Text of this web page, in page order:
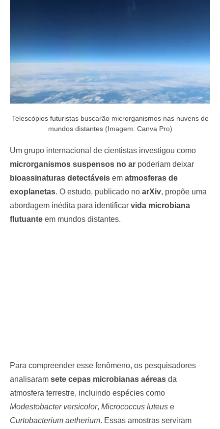
Telescópios futuristas buscarão microrganismos nas nuvens de
mundos distantes (Imagem: Canva Pro)
Um grupo internacional de cientistas investigou como
microrganismos suspensos no ar poderiam deixar
bioassinaturas detectáveis em atmosferas de
exoplanetas. O estudo, publicado no arXiv, propõe uma
abordagem inédita para identificar vida microbiana
flutuante em mundos distantes.
Para compreender esse fenômeno, os pesquisadores
analisaram sete cepas microbianas aéreas da
atmosfera terrestre, incluindo espécies como
Modestobacter versicolor, Micrococcus luteus e
Curtobacterium aetherium. Essas amostras serviram